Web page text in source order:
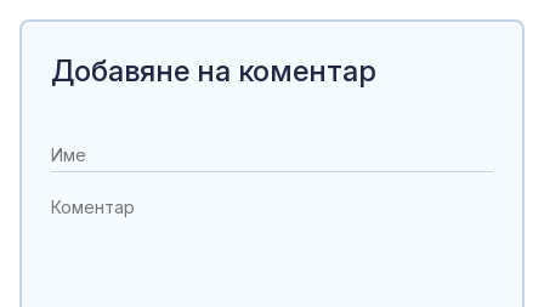
Добавяне на коментар